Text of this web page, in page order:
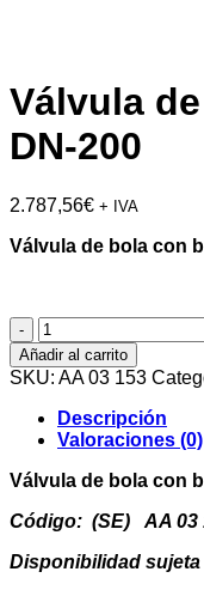
Válvula
DN-200
2.787,56€ + IVA
Válvula de bola con
Válvula
de
bola
con
bridas
DN-
200
cantidad
Añadir al carrito
SKU: AA 03 153
Descripción
Valoraciones (0)
Válvula de bola con
Código: (SE) AA 03
Disponibilidad